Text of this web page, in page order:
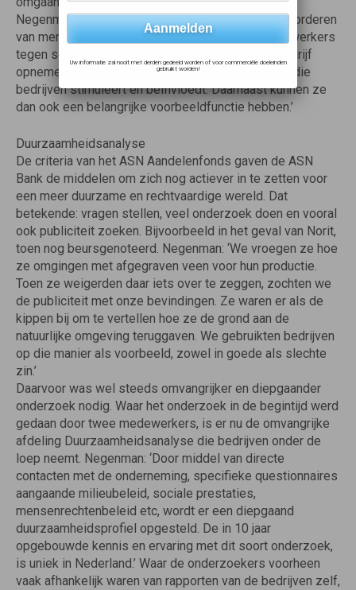
Negenman. ‘Spelen ze een positieve rol in het bevorderen
van mensenrechten, en beschermen ze hun medewerkers
tegen schendingen ervan? Dan kunnen we zo’n bedrijf
opnemen in het fonds. Je bereikt veel meer als je die
bedrijven stimuleert en beïnvloedt. Daarnaast kunnen ze
dan ook een belangrijke voorbeeldfunctie hebben.’
Duurzaamheidsanalyse
De criteria van het ASN Aandelenfonds gaven de ASN
Bank de middelen om zich nog actiever in te zetten voor
een meer duurzame en rechtvaardige wereld. Dat
betekende: vragen stellen, veel onderzoek doen en vooral
ook publiciteit zoeken. Bijvoorbeeld in het geval van Norit,
toen nog beursgenoteerd. Negenman: ‘We vroegen ze hoe
ze omgingen met afgegraven veen voor hun productie.
Toen ze weigerden daar iets over te zeggen, zochten we
de publiciteit met onze bevindingen. Ze waren er als de
kippen bij om te vertellen hoe ze de grond aan de
natuurlijke omgeving teruggaven. We gebruikten bedrijven
op die manier als voorbeeld, zowel in goede als slechte
zin.’
Daarvoor was wel steeds omvangrijker en diepgaander
onderzoek nodig. Waar het onderzoek in de begintijd werd
gedaan door twee medewerkers, is er nu de omvangrijke
afdeling Duurzaamheidsanalyse die bedrijven onder de
loep neemt. Negenman: ‘Door middel van directe
contacten met de onderneming, specifieke questionnaires
aangaande milieubeleid, sociale prestaties,
mensenrechtenbeleid etc, wordt er een diepgaand
duurzaamheidsprofiel opgesteld. De in 10 jaar
opgebouwde kennis en ervaring met dit soort onderzoek,
is uniek in Nederland.’ Waar de onderzoekers voorheen
vaak afhankelijk waren van rapporten van de bedrijven zelf,
Uw informatie zal nooit met derden gedeeld worden of voor commerciële doeleinden
gebruikt worden!